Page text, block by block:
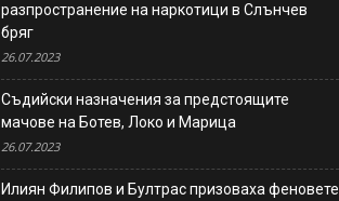
разпространение на наркотици в Слънчев
бряг
26.07.2023
Съдийски назначения за предстоящите
мачове на Ботев, Локо и Марица
26.07.2023
Илиян Филипов и Бултрас призоваха феновете